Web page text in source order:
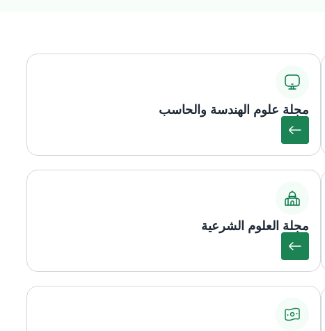
مجلة علوم الهندسة والحاسب
مجلة العلوم الشرعية